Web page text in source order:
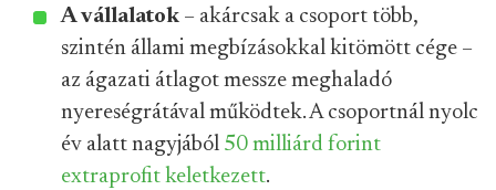
A vállalatok – akárcsak a csoport több,
szintén állami megbízásokkal kitömött cége –
az ágazati átlagot messze meghaladó
nyereségrátával működtek. A csoportnál nyolc
év alatt nagyjából 50 milliárd forint
extraprofit keletkezett.